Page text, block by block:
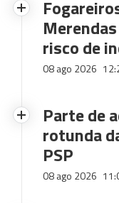
risco de
08 ago 2026
Parte de
rotunda
PSP
08 ago 2026